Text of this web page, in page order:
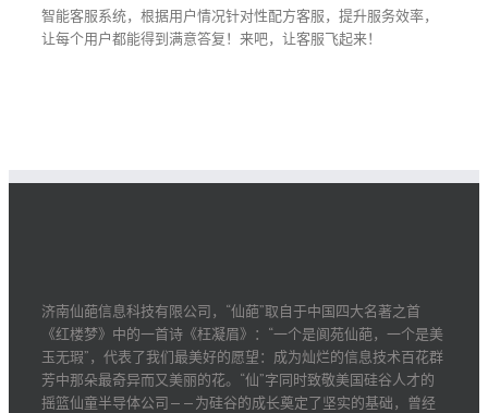
智能客服系统，根据用户情况针对性配方客服，提升服务效率，
让每个用户都能得到满意答复！来吧，让客服飞起来！
济南仙葩信息科技有限公司，“仙葩”取自于中国四大名著之首
《红楼梦》中的一首诗《枉凝眉》：“一个是阆苑仙葩，一个是美
玉无瑕”，代表了我们最美好的愿望：成为灿烂的信息技术百花群
芳中那朵最奇异而又美丽的花。“仙”字同时致敬美国硅谷人才的
摇篮仙童半导体公司——为硅谷的成长奠定了坚实的基础，曾经